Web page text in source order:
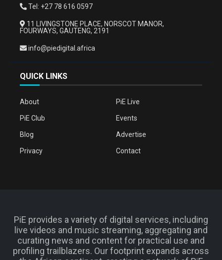
QUICK LINKS
About PiE Live
PiE Club Events
Blog Advertise
Privacy Contact
Tel: +27 78 616 0597
11 LIVINGSTONE PLACE, NORSCOT MANOR,
FOURWAYS, GAUTENG, 2191
info@piedigital.africa
PiE provides a variety of digital services, including
live videos and music streaming, aggregating and
curating news and content for practical use and
profiling trailblazers. Our footprint expands across